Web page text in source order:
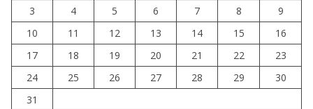
3
4 5 6 7 8
9
10
11 12 13 14 15
16
17
18 19 20 21 22
23
24
25 26 27 28 29
30
31